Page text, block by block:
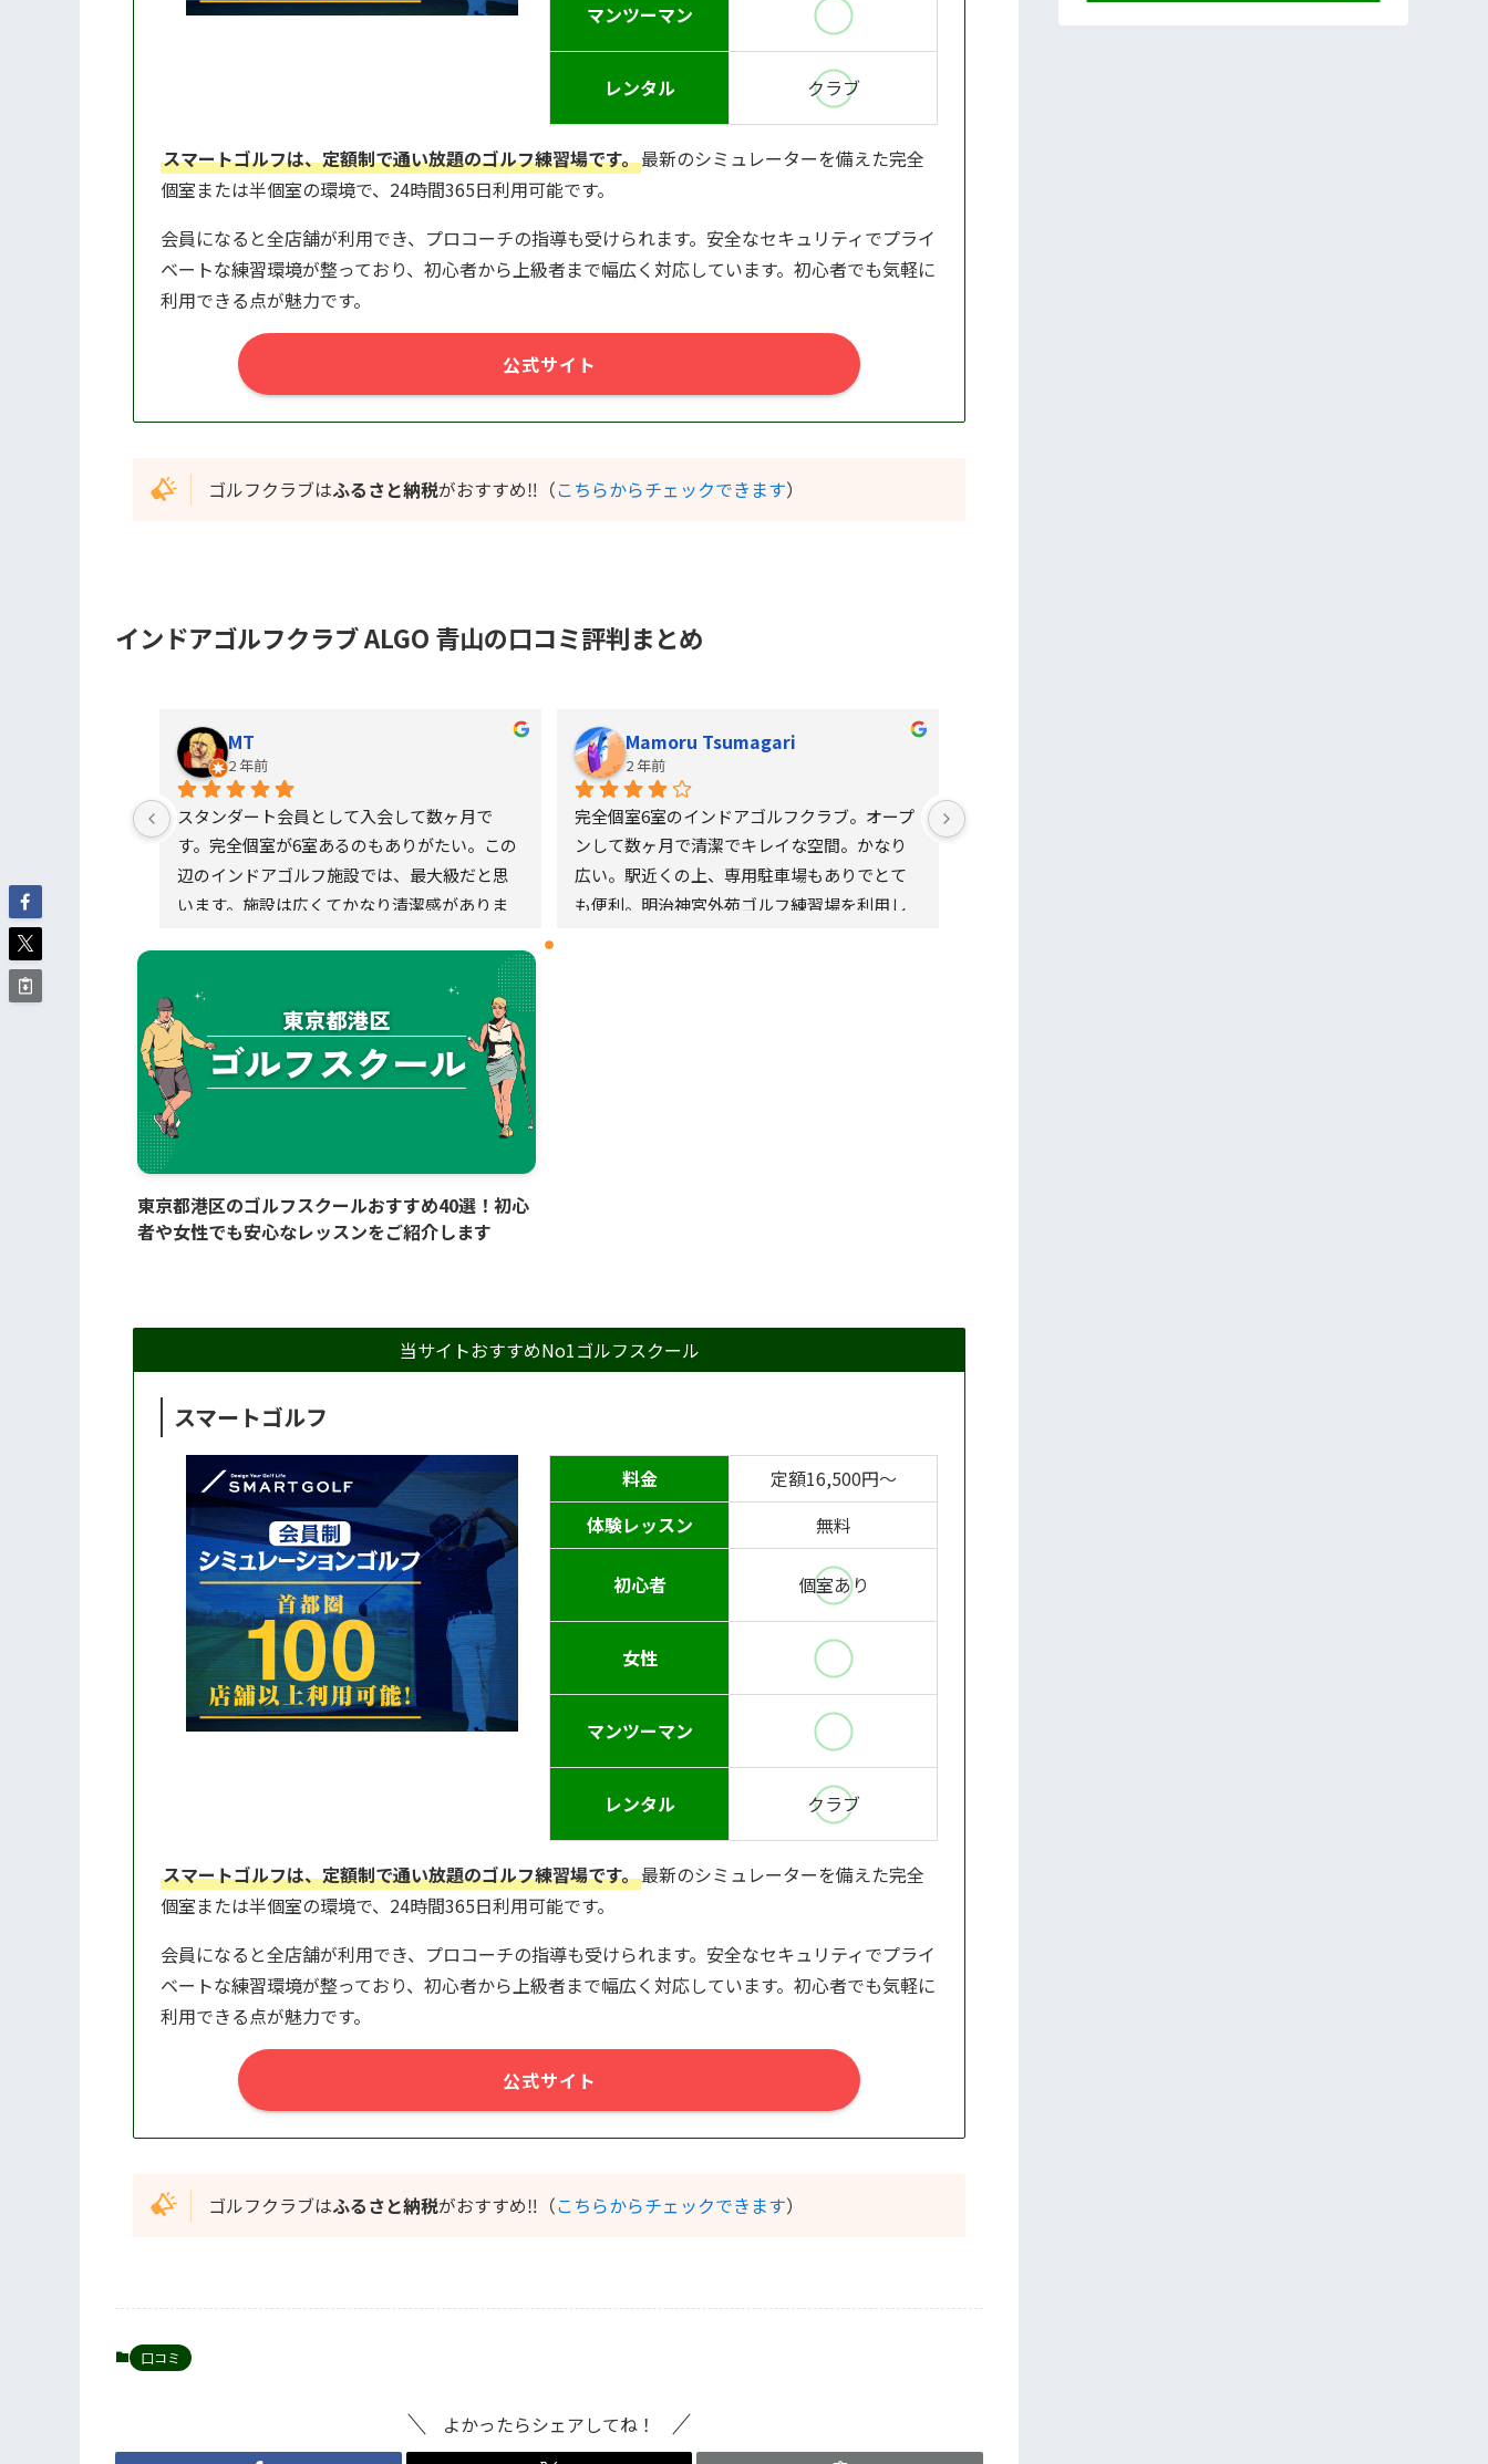
マンツーマン
レンタル クラブ
スマートゴルフは、定額制で通い放題のゴルフ練習場です。最新のシミュレーターを備えた完全
個室または半個室の環境で、24時間365日利用可能です。
会員になると全店舗が利用でき、プロコーチの指導も受けられます。安全なセキュリティでプライ
ベートな練習環境が整っており、初心者から上級者まで幅広く対応しています。初心者でも気軽に
利用できる点が魅力です。
公式サイト
ゴルフクラブはふるさと納税がおすすめ‼️（こちらからチェックできます）
​インドアゴルフクラブ ALGO 青山の口コミ評判まとめ
MT
2 年前
スタンダート会員として入会して数ヶ月で
す。完全個室が6室あるのもありがたい。この
辺のインドアゴルフ施設では、最大級だと思
います。施設は広くてかなり清潔感がありま
に室内で部屋を移動可能な部屋もあります。
個室には会員ほかプラス1名、合計2名まで入
館/入室できます。夫婦でも親子でも、練習を
楽しめます。料金は、個室利用50分1,200円
（税込）が毎回かかりますが、スタンダード
会員の月会費12,800円（税込）に加えて、週一
回50分練習をした場合、最大月5回×個室使用
費1,200円＝6,000円（税込）、12,800円（税
込）＋6,000円（税込）＝18,800円（税込）で
外苑前周辺では最安値だと思います。正直な
間と前後カメラで自身のショットを動画で確
認でき、インパクトの瞬間動画がとても良いで
す！ボール軌道の要因が、生理的にも理解で
きて意識的にショットの修正ができると思い
ます。Youtubeでレッスン動画をよく視聴し
ているので、練習での動画活用に慣れている
身としては、このインパクトの瞬間を撮影で
きるシミュレーションマシンはとても良いと
感じています。ちょっと褒めすぎかもしれま
せんが（笑）オススメです。
Mamoru Tsumagari
2 年前
完全個室6室のインドアゴルフクラブ。オープ
ンして数ヶ月で清潔でキレイな空間。かなり
広い。駅近くの上、専用駐車場もありでとて
も便利。明治神宮外苑ゴルフ練習場を利用し
東京都港区のゴルフスクールおすすめ40選！初心
者や女性でも安心なレッスンをご紹介します
当サイトおすすめNo1ゴルフスクール
スマートゴルフ
料金
定額16,500円〜
体験レッスン
無料
初心者 個室あり
女性
マンツーマン
レンタル クラブ
スマートゴルフは、定額制で通い放題のゴルフ練習場です。最新のシミュレーターを備えた完全
個室または半個室の環境で、24時間365日利用可能です。
会員になると全店舗が利用でき、プロコーチの指導も受けられます。安全なセキュリティでプライ
ベートな練習環境が整っており、初心者から上級者まで幅広く対応しています。初心者でも気軽に
利用できる点が魅力です。
公式サイト
ゴルフクラブはふるさと納税がおすすめ‼️（こちらからチェックできます）
口コミ
よかったらシェアしてね！